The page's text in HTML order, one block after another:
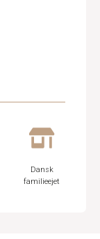
Dansk
familieejet